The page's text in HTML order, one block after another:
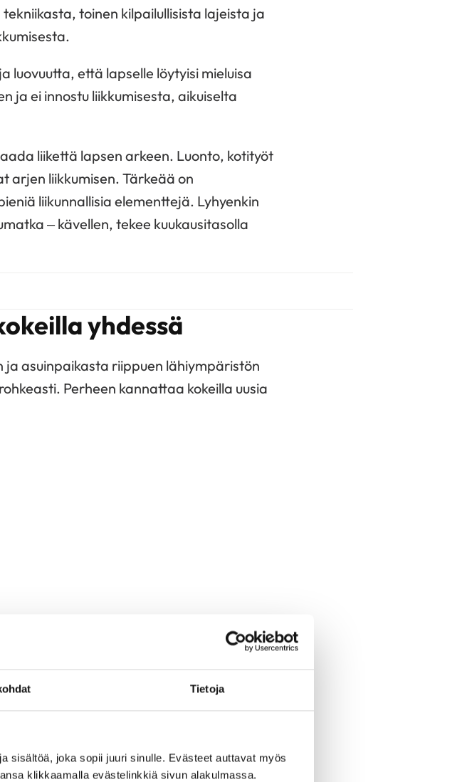
Tietoja
sisältöä, joka sopii juuri sinulle. Evästeet auttavat myös
klikkaamalla evästelinkkiä sivun alakulmassa.
toinen kilpailullisista lajeista ja
luovuutta, että lapselle löytyisi mieluisa
ja ei innostu liikkumisesta, aikuiselta
liikettä lapsen arkeen. Luonto, kotityöt
arjen liikkumisen. Tärkeää on
liikunnallisia elementtejä. Lyhyenkin
– kävellen, tekee kuukausitasolla
yhdessä
ja asuinpaikasta riippuen lähiympäristön
Perheen kannattaa kokeilla uusia
ja liikuntaseuroja, joihin voi
innostuakseen. Jotta onnistumisia